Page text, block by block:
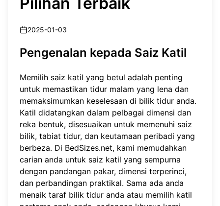
2025-01-03
Pengenalan kepada Saiz Katil
Memilih saiz katil yang betul adalah penting
untuk memastikan tidur malam yang lena dan
memaksimumkan keselesaan di bilik tidur anda.
Katil didatangkan dalam pelbagai dimensi dan
reka bentuk, disesuaikan untuk memenuhi saiz
bilik, tabiat tidur, dan keutamaan peribadi yang
berbeza. Di BedSizes.net, kami memudahkan
carian anda untuk saiz katil yang sempurna
dengan pandangan pakar, dimensi terperinci,
dan perbandingan praktikal. Sama ada anda
menaik taraf bilik tidur anda atau memilih katil